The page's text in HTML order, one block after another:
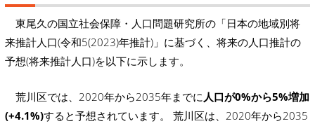
東尾久の国立社会保障・人口問題研究所の「日本の地域別将
来推計人口(令和5(2023)年推計)」に基づく、将来の人口推計の
予想(将来推計人口)を以下に示します。
荒川区では、2020年から2035年までに 人口が0%から5%増加
(+4.1%)すると予想されています。 荒川区は、2020年から2035